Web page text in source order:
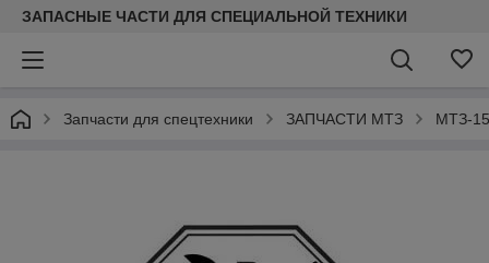
ЗАПАСНЫЕ ЧАСТИ ДЛЯ СПЕЦИАЛЬНОЙ ТЕХНИКИ
Запчасти для спецтехники ЗАПЧАСТИ МТЗ МТЗ-